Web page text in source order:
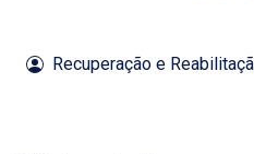
Recuperação e